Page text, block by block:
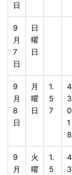
日
9
月
7
日
日
曜
日
9
月
8
日
月
曜
日
1.
5
7
4
3
0
1
8
9
月
火
曜
1.
5
4
3